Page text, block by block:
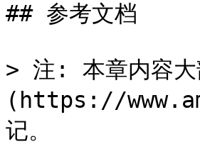
## 参考文档
> 注: 本章内容大
(https://
记。